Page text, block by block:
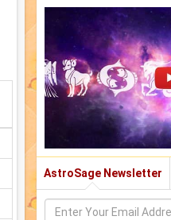
AstroSage Newsletter